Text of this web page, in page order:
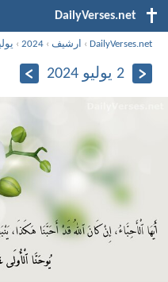
DailyVerses.net
DailyVerses.net
› ارشيف ›
2024
›
2 يوليو 2024